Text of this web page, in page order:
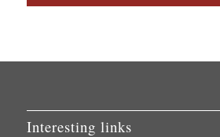
Interesting links